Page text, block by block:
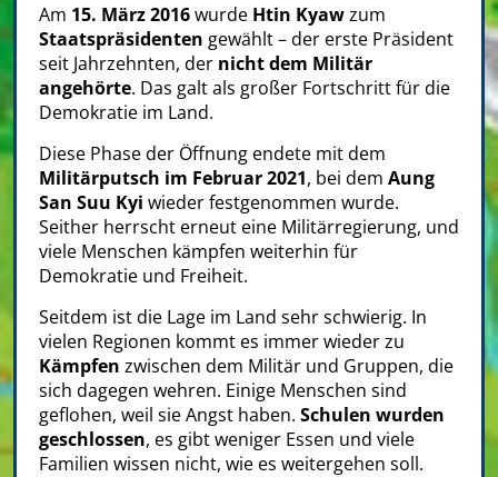
Am 15. März 2016wurde Htin Kyawzum
Staatspräsidenten gewählt – der erste Präsident
seit Jahrzehnten, der nicht dem Militär
angehörte. Das galt als großer Fortschritt für die
Demokratie im Land.
Diese Phase der Öffnung endete mit dem
Militärputsch im Februar 2021, bei dem Aung
San Suu Kyi wieder festgenommen wurde.
Seither herrscht erneut eine Militärregierung, und
viele Menschen kämpfen weiterhin für
Demokratie und Freiheit.
Seitdem ist die Lage im Land sehr schwierig. In
vielen Regionen kommt es immer wieder zu
Kämpfen zwischen dem Militär und Gruppen, die
sich dagegen wehren. Einige Menschen sind
geflohen, weil sie Angst haben. Schulen wurden
geschlossen, es gibt weniger Essen und viele
Familien wissen nicht, wie es weitergehen soll.